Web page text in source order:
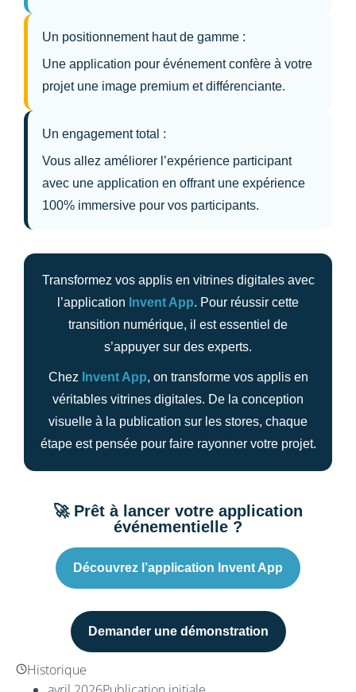
Un positionnement haut de gamme :
Une application pour événementconfère à votre
projet une image premium et différenciante.
Un engagement total :
Vous allez améliorer l’expérience participant
avec une application en offrant une expérience
100% immersive pour vos participants.
Transformez vos applis en vitrines digitales avec
l’application Invent App. Pour réussir cette
transition numérique, il est essentiel de
s’appuyer sur des experts.
Chez Invent App, on transforme vos applis en
véritables vitrines digitales. De la conception
visuelle à la publication sur les stores, chaque
étape est pensée pour faire rayonner votre projet.
🚀 Prêt à lancer votre application
événementielle ?
Découvrez l’application Invent App
Demander une démonstration
Historique